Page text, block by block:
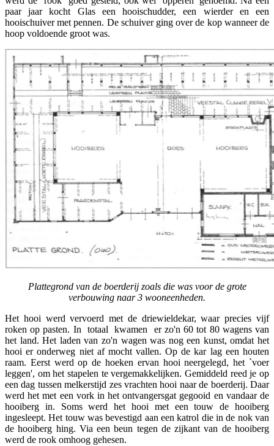
paar jaar kocht Glas een hooischudder, een wierder en een
hooischuiver met pennen. De schuiver ging over de kop wanneer de
hoop voldoende groot was.
Plattegrond van de boerderij zoals die was voor de grote
verbouwing naar 3 wooneenheden.
Het hooi werd vervoerd met de driewieldekar, waar precies vijf
roken op pasten. In totaal kwamen er zo'n 60 tot 80 wagens van
het land. Het laden van zo'n wagen was nog een kunst, omdat het
hooi er onderweg niet af mocht vallen. Op de kar lag een houten
raam. Eerst werd op de hoeken ervan hooi neergelegd, het `voer
leggen', om het stapelen te vergemakkelijken. Gemiddeld reed je op
een dag tussen melkerstijd zes vrachten hooi naar de boerderij. Daar
werd het met een vork in het ontvangersgat gegooid en vandaar de
hooiberg in. Soms werd het hooi met een touw de hooiberg
ingesleept. Het touw was bevestigd aan een katrol die in de nok van
de hooiberg hing. Via een beun tegen de zijkant van de hooiberg
werd de rook omhoog gehesen.